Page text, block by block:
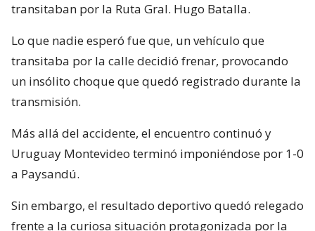
transitaban por la Ruta Gral. Hugo Batalla.
Lo que nadie esperó fue que, un vehículo que
transitaba por la calle decidió frenar, provocando
un insólito choque que quedó registrado durante la
transmisión.
Más allá del accidente, el encuentro continuó y
Uruguay Montevideo terminó imponiéndose por 1-0
a Paysandú.
Sin embargo, el resultado deportivo quedó relegado
frente a la curiosa situación protagonizada por la